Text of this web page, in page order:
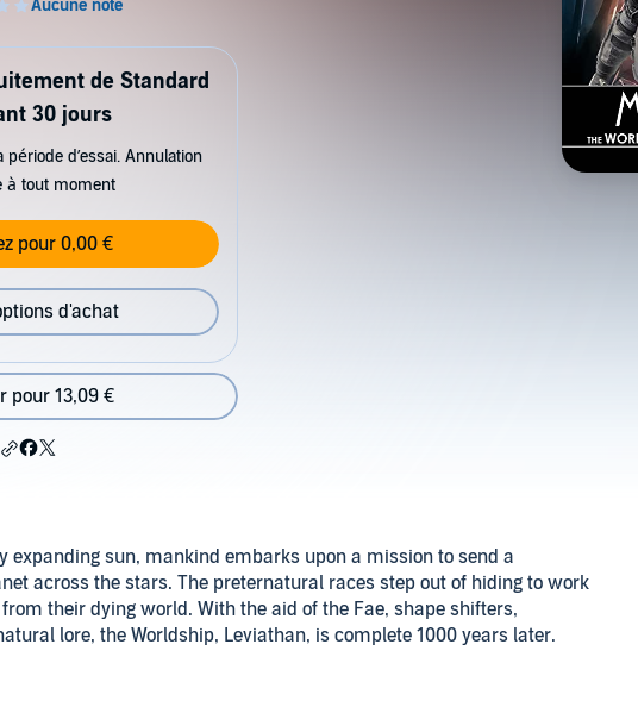
de Standard
30 jours
d’essai. Annulation
à tout moment
pour 0,00 €
d'achat
pour 13,09 €
expanding sun, mankind embarks upon a mission to send a
across the stars. The preternatural races step out of hiding to work
their dying world. With the aid of the Fae, shape shifters,
lore, the Worldship, Leviathan, is complete 1000 years later.
to the slowly evolving fleet, it quickly becomes apparent that